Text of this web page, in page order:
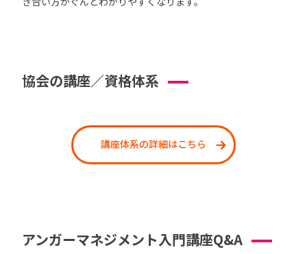
協会の講座／資格体系
講座体系の詳細はこちら
アンガーマネジメント入門講座Q&A